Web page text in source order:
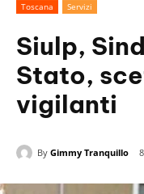
Toscana Servizi
Siulp,
Stato,
vigilanti
By Gimmy Tranquillo